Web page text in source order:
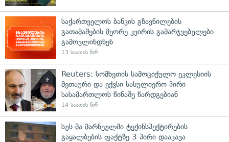
საქართველოს ბანკის გზავნილების
გათამაშების მეორე კვირის გამარჯვებულები
გამოვლინდნენ
13 საათის წინ
Reuters: სომხეთის სამოციქულო ეკლესიის
მეთაური და ექვსი სასულიერო პირი
სასამართლოს წინაშე წარდგებიან
14 საათის წინ
სუს-მა მარნეულში ტექინსპექტირების
გაყალბების ფაქტზე 3 პირი დააკავა